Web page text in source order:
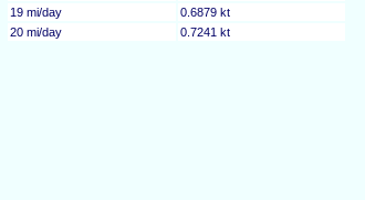
19 mi/day
0.6879 kt
20 mi/day
0.7241 kt